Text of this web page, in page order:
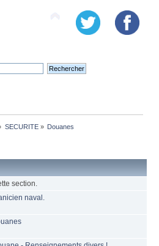
SECURITE» Douanes
section.
naval.